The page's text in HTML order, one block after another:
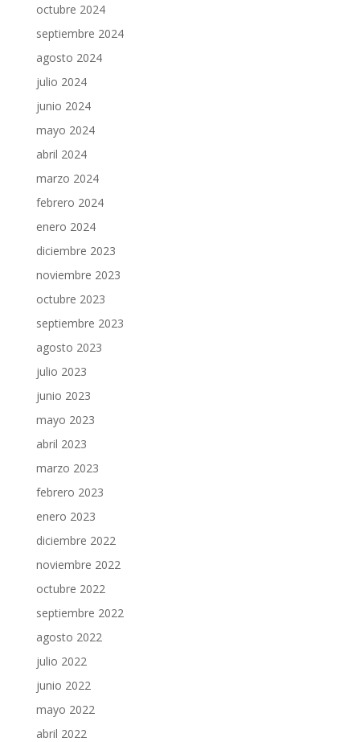
octubre 2024
septiembre 2024
agosto 2024
julio 2024
junio 2024
mayo 2024
abril 2024
marzo 2024
febrero 2024
enero 2024
diciembre 2023
noviembre 2023
octubre 2023
septiembre 2023
agosto 2023
julio 2023
junio 2023
mayo 2023
abril 2023
marzo 2023
febrero 2023
enero 2023
diciembre 2022
noviembre 2022
octubre 2022
septiembre 2022
agosto 2022
julio 2022
junio 2022
mayo 2022
abril 2022